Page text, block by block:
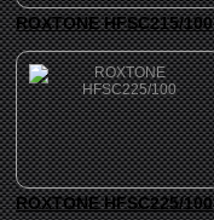
ROXTONE HFSC215/100
ROXTONE HFSC225/100